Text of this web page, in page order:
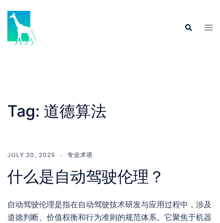
content
Search
Tag: 道德算法
JULY 20, 2025 专业术语
什么是自动驾驶伦理？
自动驾驶伦理是指在自动驾驶技术研发与应用过程中，涉及
道德判断、价值权衡和行为准则的规范体系。它聚焦于机器